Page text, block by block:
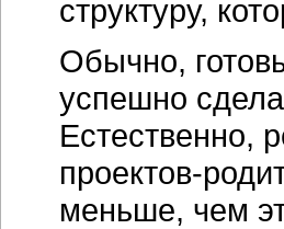
структуру,
Обычно,
успешно
Естественно,
проектов-
меньше, чем